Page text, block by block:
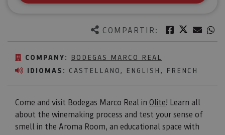
COMPARTIR: Facebook
Twitter
COMPANY: BODEGAS MARCO REAL
IDIOMAS: CASTELLANO, ENGLISH, FRENCH
Come and visit Bodegas Marco Real in Olite! Learn all
about the winemaking process and test your sense of
smell in the Aroma Room, an educational space with